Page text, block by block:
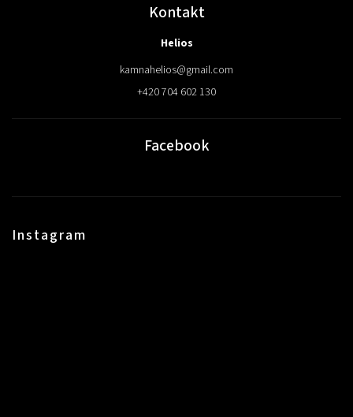
Kontakt
Helios
kamnahelios@gmail.com
+420 704 602 130
Facebook
Instagram